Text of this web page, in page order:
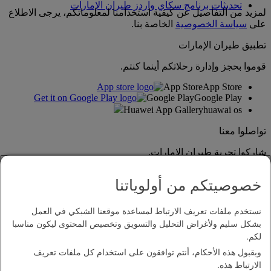
تحديثات برنامج سكاي واردز طيران الإمارات
لمزيد من التفاصيل عن كيفية استخدامنا لمعلوماتكم، يرجى الاطلاع
على سياسة الخصوصية الخاصة بنا.
تطبيق طيران الإمارات
قوموا بحجز وإدارة رحلاتكم أينما كنتم.
App StoreApp Store
Google PlayGoogle Play
Huawei App Galleryhuawai os
تواصلوا معنا
شاركوا تجربة طيران الإمارات.
بيان إمكانية الدخول
خصوصيتكم من أولوياتنا
نستخدم ملفات تعريف الارتباط لمساعدة موقعنا الشبكي في العمل
بشكل سليم ولأغراض التحليل والتسويق وتخصيص المحتوى ليكون مناسبا
لكم.
وبقبول هذه الأحكام، أنتم توافقون على استخدام كل ملفات تعريف
الارتباط هذه.